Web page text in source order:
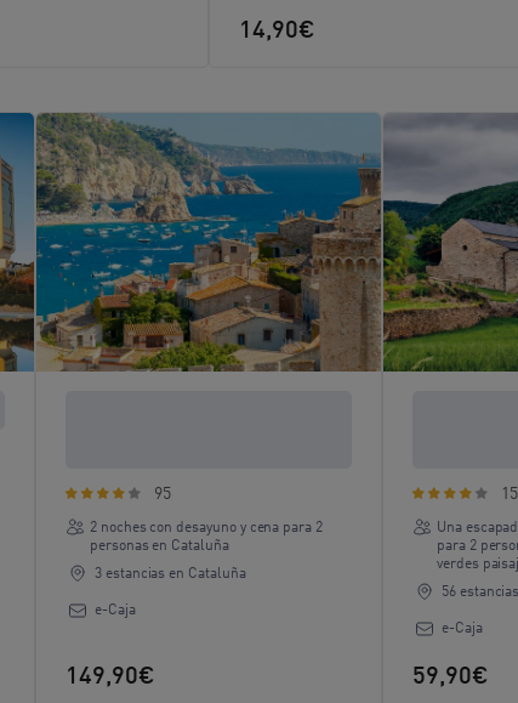
14,90€
95
2 noches con desayuno y cena para 2
personas en Cataluña
3 estancias en Cataluña
e-Caja
149,90€
Una
para 2
verdes
56
e-Caja
59,90€